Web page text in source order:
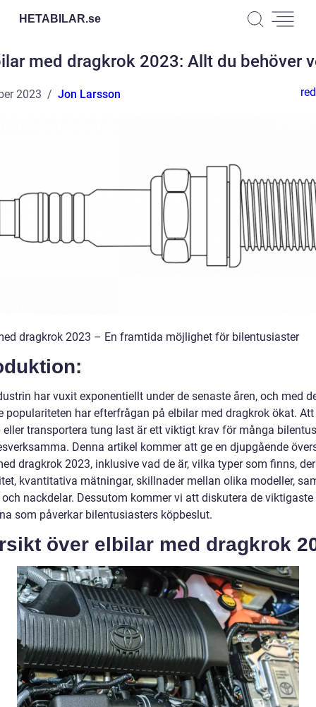
HETABILAR.se
med dragkrok 2023: Allt du behöver
2023 Jon Larsson
dragkrok 2023 – En framtida möjlighet för bilentusiaster
har vuxit exponentiellt under de senaste åren, och med
populariteten har efterfrågan på elbilar med dragkrok ökat.
eller transportera tung last är ett viktigt krav för många
Denna artikel kommer att ge en djupgående
dragkrok 2023, inklusive vad de är, vilka typer som finns,
kvantitativa mätningar, skillnader mellan olika modeller,
nackdelar. Dessutom kommer vi att diskutera de viktigaste
som påverkar bilentusiasters köpbeslut.
över elbilar med dragkrok